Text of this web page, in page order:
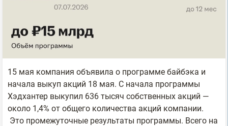
15 мая компания объявила о программе байбэка и
начала выкуп акций 18 мая. С начала программы
Хэдхантер выкупил 636 тысяч собственных акций —
около 1,4% от общего количества акций компании.
Это промежуточные результаты программы. Всего на